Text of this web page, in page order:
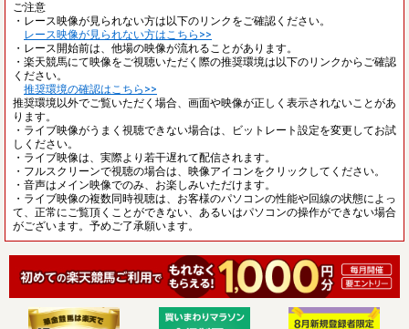
ご注意
・レース映像が見られない方は以下のリンクをご確認ください。
レース映像が見られない方はこちら>>
・レース開始前は、他場の映像が流れることがあります。
・楽天競馬にて映像をご視聴いただく際の推奨環境は以下のリンクからご確認
ください。
推奨環境の確認はこちら>>
推奨環境以外でご覧いただく場合、画面や映像が正しく表示されないことがあ
ります。
・ライブ映像がうまく視聴できない場合は、ビットレート設定を変更してお試
しください。
・ライブ映像は、実際より若干遅れて配信されます。
・フルスクリーンで視聴の場合は、映像アイコンをクリックしてください。
・音声はメイン映像でのみ、お楽しみいただけます。
・ライブ映像の複数同時視聴は、お客様のパソコンの性能や回線の状態によっ
て、正常にご覧頂くことができない、あるいはパソコンの操作ができない場合
がございます。予めご了承願います。